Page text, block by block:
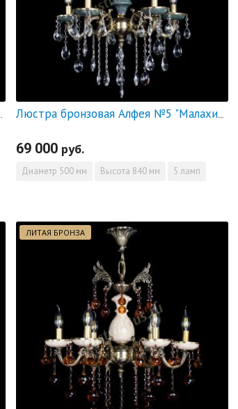
мм - СКИДКА!!! Люстра бронзовая Алфея №5 "Малахит" баден
69 000 руб.
Диаметр 500 мм Высота 840 мм 5 ламп
ЛИТАЯ БРОНЗА